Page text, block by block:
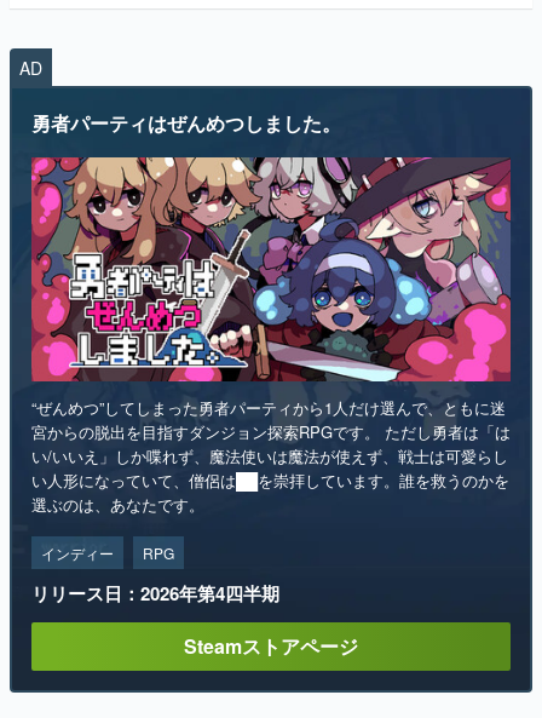
AD
勇者パーティはぜんめつしました。
“ぜんめつ”してしまった勇者パーティから1人だけ選んで、ともに迷
宮からの脱出を目指すダンジョン探索RPGです。 ただし勇者は「は
い/いいえ」しか喋れず、魔法使いは魔法が使えず、戦士は可愛らし
い人形になっていて、僧侶は██を崇拝しています。誰を救うのかを
選ぶのは、あなたです。
インディー RPG
リリース日：2026年第4四半期
Steamストアページ